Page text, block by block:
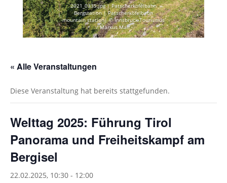
2021_0335.jpg | Patscherkofelbahn
Bergstation | Patscherkofelbahn
mountain station| © Innsbruck Tourismus
/ Markus Mair
« Alle Veranstaltungen
Diese Veranstaltung hat bereits stattgefunden.
Welttag 2025: Führung Tirol
Panorama und Freiheitskampf am
Bergisel
22.02.2025, 10:30 - 12:00